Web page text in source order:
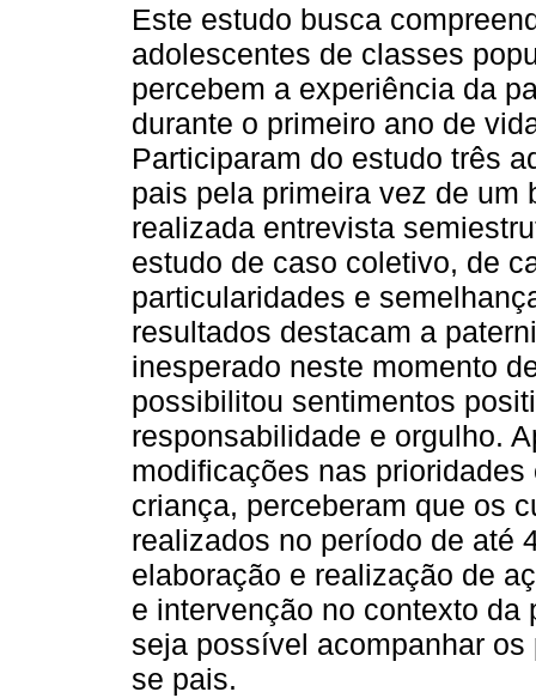
Este estudo busca
adolescentes de classes
percebem a experiência da
durante o primeiro ano de
Participaram do estudo três
pais pela primeira vez de um
realizada entrevista
estudo de caso coletivo, de
particularidades e
resultados destacam a
inesperado neste momento
possibilitou sentimentos
responsabilidade e orgulho.
modificações nas
criança, perceberam que os
realizados no período de até
elaboração e realização de
e intervenção no contexto da
seja possível acompanhar
se pais.